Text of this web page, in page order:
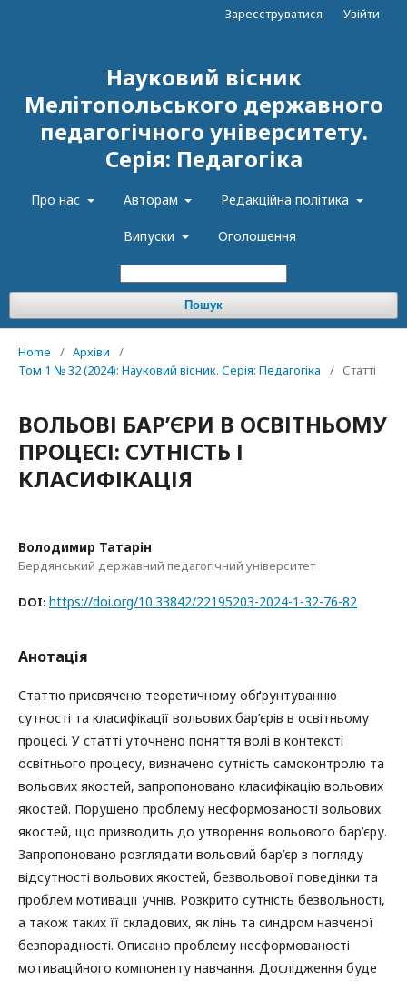
Науковий вісник
Мелітопольського державного
педагогічного університету.
Серія: Педагогіка
Про нас Авторам Редакційна політика
Випуски Оголошення
Пошук
Зареєструватися Увійти
Home / Архіви
/
Том 1 № 32 (2024): Науковий вісник. Серія: Педагогіка
/ Статті
ВОЛЬОВІ БАРʼЄРИ В ОСВІТНЬОМУ
ПРОЦЕСІ: СУТНІСТЬ І
КЛАСИФІКАЦІЯ
Володимир Татарін
Бердянський державний педагогічний університет
DOI: https://doi.org/10.33842/22195203-2024-1-32-76-82
Анотація
Статтю присвячено теоретичному обґрунтуванню
сутності та класифікації вольових бар’єрів в освітньому
процесі. У статті уточнено поняття волі в контексті
освітнього процесу, визначено сутність самоконтролю та
вольових якостей, запропоновано класифікацію вольових
якостей. Порушено проблему несформованості вольових
якостей, що призводить до утворення вольового бар’єру.
Запропоновано розглядати вольовий бар’єр з погляду
відсутності вольових якостей, безвольової поведінки та
проблем мотивації учнів. Розкрито сутність безвольності,
а також таких її складових, як лінь та синдром навченої
безпорадності. Описано проблему несформованості
мотиваційного компоненту навчання. Дослідження буде